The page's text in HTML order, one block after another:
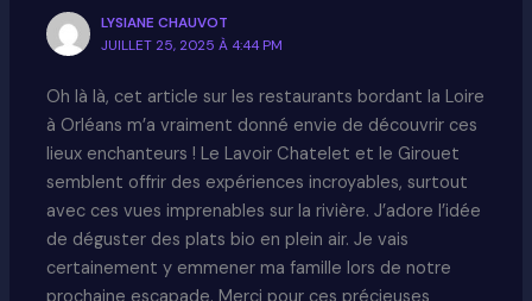
LYSIANE CHAUVOT
JUILLET 25, 2025 À 4:44 PM
Oh là là, cet article sur les restaurants bordant la Loire
à Orléans m’a vraiment donné envie de découvrir ces
lieux enchanteurs ! Le Lavoir Chatelet et le Girouet
semblent offrir des expériences incroyables, surtout
avec ces vues imprenables sur la rivière. J’adore l’idée
de déguster des plats bio en plein air. Je vais
certainement y emmener ma famille lors de notre